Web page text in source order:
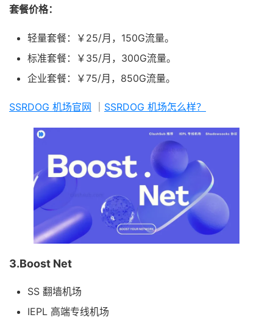
套餐价格：
轻量套餐：￥25/月，150G流量。
标准套餐：￥35/月，300G流量。
企业套餐：￥75/月，850G流量。
SSRDOG 机场官网 SSRDOG 机场怎么样？
3.Boost Net
SS 翻墙机场
IEPL 高端专线机场